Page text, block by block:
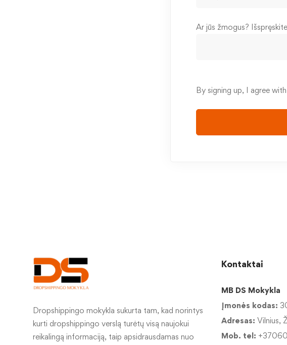
Ar jūs žmogus?
By signing up, I agree
Dropshippingo mokykla sukurta tam, kad norintys
kurti dropshippingo verslą turėtų visą naujokui
reikalingą informaciją, taip apsidrausdamas nuo
Kontaktai
MB DS Mokykla
Įmonės kodas:
Adresas: Vilnius,
Mob. tel: